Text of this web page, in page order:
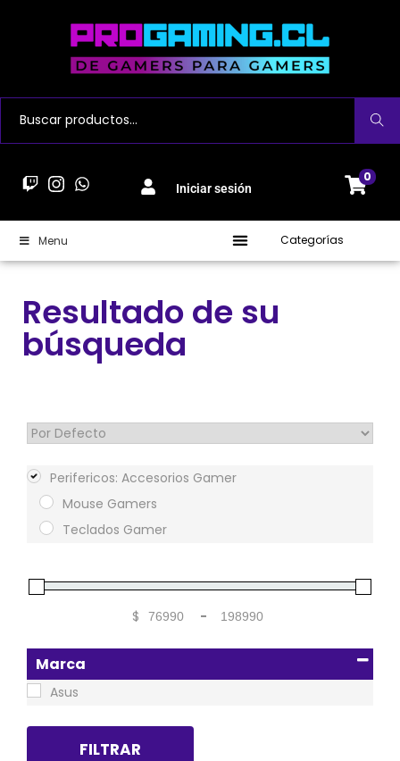
Buscar
Iniciar sesión
0
Menu Categorías
Resultado de su
búsqueda
Sort Products
Perifericos: Accesorios Gamer
Mouse Gamers
Teclados Gamer
$ -
Marca
Asus
FILTRAR